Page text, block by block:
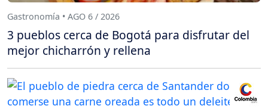
Gastronomía • AGO 6 / 2026
3 pueblos cerca de Bogotá para disfrutar del
mejor chicharrón y rellena